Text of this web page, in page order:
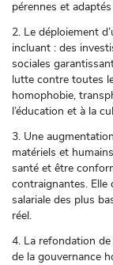
pérennes et adaptés
2. Le déploiement
incluant : des
sociales
lutte contre toutes
homophobie,
l’éducation et à la
3. Une
matériels et
santé et être
contraignantes. Elle
salariale des plus
réel.
4. La refondation
de la gouvernance